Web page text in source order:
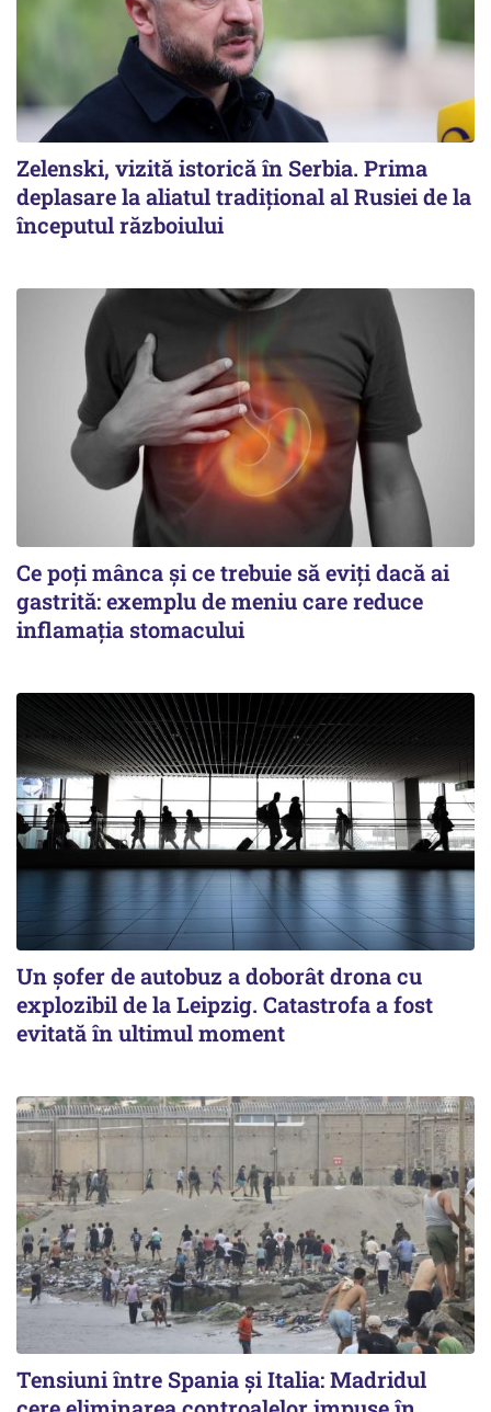
Zelenski, vizită istorică în Serbia. Prima
deplasare la aliatul tradițional al Rusiei de la
începutul războiului
Ce poți mânca și ce trebuie să eviți dacă ai
gastrită: exemplu de meniu care reduce
inflamația stomacului
Un șofer de autobuz a doborât drona cu
explozibil de la Leipzig. Catastrofa a fost
evitată în ultimul moment
Tensiuni între Spania și Italia: Madridul